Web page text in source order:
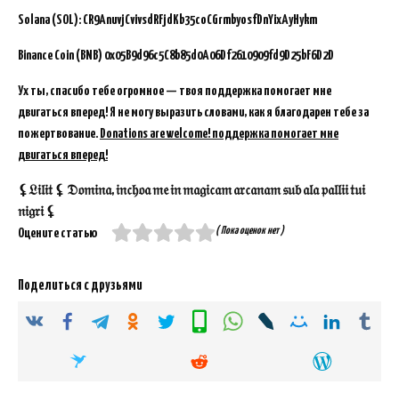
Solana (SOL): CR9AnuvjCvivsdRFjdKb35coCGrmbyosfDnYixAyHykm
Binance Coin (BNB) 0x05B9d96c5C8b85d0A06Df2610909fd9D25bF6D2D
Ух ты, спасибо тебе огромное — твоя поддержка помогает мне
двигаться вперед! Я не могу выразить словами, как я благодарен тебе за
пожертвование. Donations are welcome! поддержка помогает мне
двигаться вперед!
⚸𝔏𝔦𝔩𝔦𝔱 ⚸ 𝔇𝔬𝔪𝔦𝔫𝔞, 𝔦𝔫𝔠𝔥𝔬𝔞 𝔪𝔢 𝔦𝔫 𝔪𝔞𝔤𝔦𝔠𝔞𝔪 𝔞𝔯𝔠𝔞𝔫𝔞𝔪 𝔰𝔲𝔟 𝔞𝔩𝔞 𝔭𝔞𝔩𝔩𝔦𝔦 𝔱𝔲𝔦
𝔫𝔦𝔤𝔯𝔦 ⚸
Оцените статью
( Пока оценок нет )
Поделиться с друзьями